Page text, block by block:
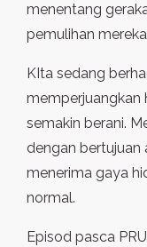
menentang
pemulihan
KIta sedang
memperjuangkan
semakin berani.
dengan bertujuan
menerima gaya
normal.
Episod pasca